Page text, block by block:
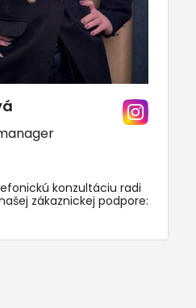
konzultáciu radi
zákaznickej podpore: